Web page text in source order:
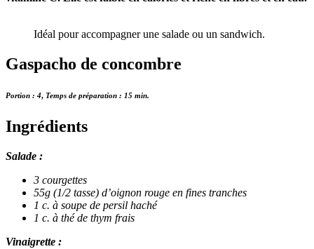
Idéal pour accompagner une salade ou un sandwich.
Gaspacho de concombre
Portion : 4, Temps de préparation : 15 min.
Ingrédients
Salade :
3 courgettes
55g (1/2 tasse) d’oignon rouge en fines tranches
1 c. à soupe de persil haché
1 c. à thé de thym frais
Vinaigrette :